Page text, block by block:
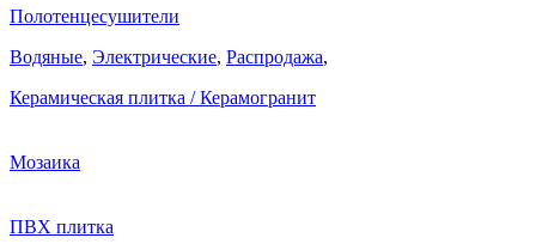
Полотенцесушители
Водяные, Электрические, Распродажа,
Керамическая плитка / Керамогранит
Мозаика
ПВХ плитка